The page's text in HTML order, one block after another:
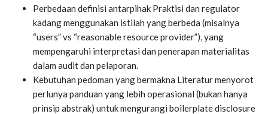
Perbedaan definisi antarpihak Praktisi dan regulator
kadang menggunakan istilah yang berbeda (misalnya
“users” vs “reasonable resource provider”), yang
mempengaruhi interpretasi dan penerapan materialitas
dalam audit dan pelaporan.
Kebutuhan pedoman yang bermakna Literatur menyorot
perlunya panduan yang lebih operasional (bukan hanya
prinsip abstrak) untuk mengurangi boilerplate disclosure